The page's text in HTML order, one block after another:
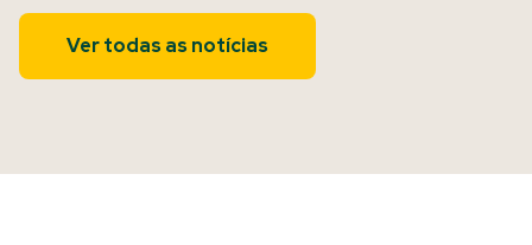
Ver todas as notícias